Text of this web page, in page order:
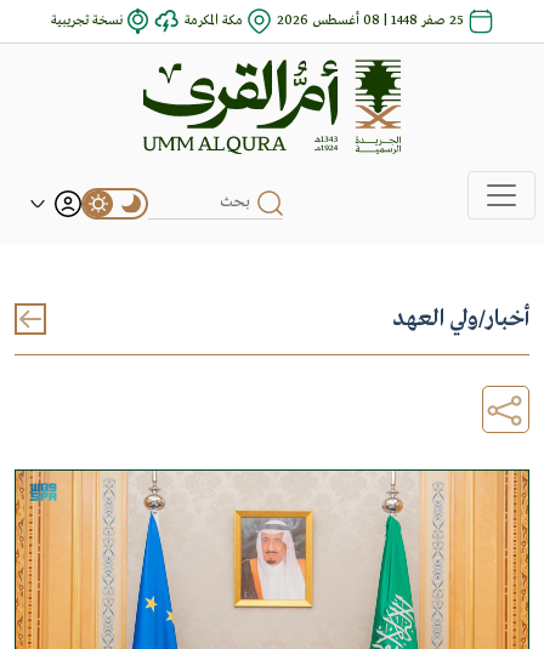
25 صفر 1448 | 08 أغسطس 2026 مكة المكرمة نسخة تجريبية
أخبار/ولي العهد